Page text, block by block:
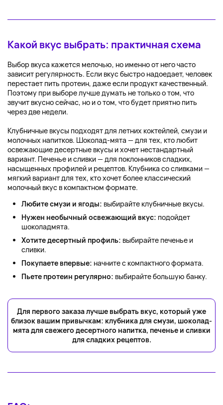
Какой вкус выбрать: практичная схема
Выбор вкуса кажется мелочью, но именно от него часто
зависит регулярность. Если вкус быстро надоедает, человек
перестает пить протеин, даже если продукт качественный.
Поэтому при выборе лучше думать не только о том, что
звучит вкусно сейчас, но и о том, что будет приятно пить
через две недели.
Клубничные вкусы подходят для летних коктейлей, смузи и
молочных напитков. Шоколад-мята — для тех, кто любит
освежающие десертные вкусы и хочет нестандартный
вариант. Печенье и сливки — для поклонников сладких,
насыщенных профилей и рецептов. Клубника со сливками —
мягкий вариант для тех, кто хочет более классический
молочный вкус в компактном формате.
Любите смузи и ягоды: выбирайте клубничные вкусы.
Нужен необычный освежающий вкус: подойдет
шоколадмята.
Хотите десертный профиль: выбирайте печенье и
сливки.
Покупаете впервые: начните с компактного формата.
Пьете протеин регулярно: выбирайте большую банку.
Для первого заказа лучше выбрать вкус, который уже
близок вашим привычкам: клубника для смузи, шоколад-
мята для свежего десертного напитка, печенье и сливки
для сладких рецептов.